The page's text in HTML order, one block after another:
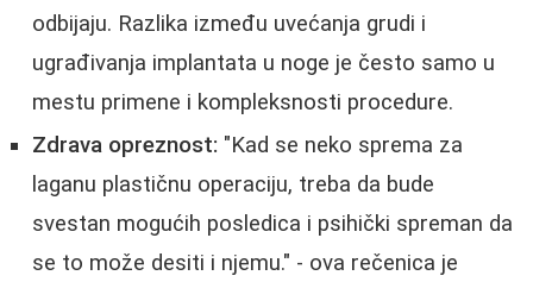
odbijaju. Razlika između uvećanja grudi i
ugrađivanja implantata u noge je često samo u
mestu primene i kompleksnosti procedure.
Zdrava opreznost: "Kad se neko sprema za
laganu plastičnu operaciju, treba da bude
svestan mogućih posledica i psihički spreman da
se to može desiti i njemu." - ova rečenica je